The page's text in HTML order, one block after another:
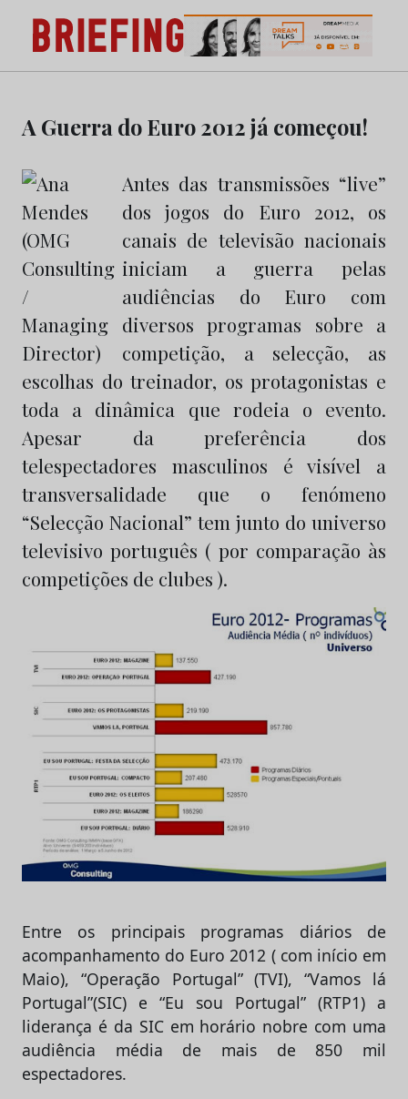
content
Briefing: Todas as notícias sobre os negócios do
Publicidade
A Guerra do Euro 2012 já começou!
Antes das transmissões “live”
dos jogos do Euro 2012, os
canais de televisão nacionais
iniciam a guerra pelas
audiências do Euro com
diversos programas sobre a
competição, a selecção, as
escolhas do treinador, os protagonistas e
toda a dinâmica que rodeia o evento.
Apesar da preferência dos
telespectadores masculinos é visível a
transversalidade que o fenómeno
“Selecção Nacional” tem junto do universo
televisivo português ( por comparação às
competições de clubes ).
Entre os principais programas diários de
acompanhamento do Euro 2012 ( com início em
Maio), “Operação Portugal” (TVI), “Vamos lá
Portugal”(SIC) e “Eu sou Portugal” (RTP1) a
liderança é da SIC em horário nobre com uma
audiência média de mais de 850 mil
espectadores.